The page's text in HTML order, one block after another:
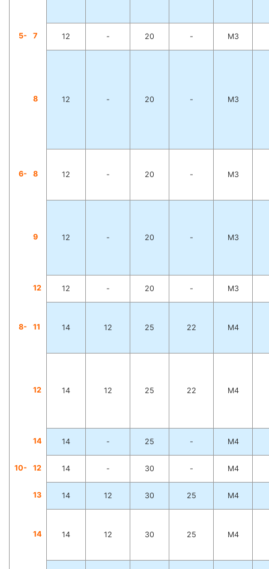
5- 7 12 - 20 - M3
8 12 - 20 - M3
6- 8 12 - 20 - M3
9 12 - 20 - M3
12 12 - 20 - M3
8- 11 14 12 25 22 M4
12 14 12 25 22 M4
14 14 - 25 - M4
10- 12 14 - 30 - M4
13 14 12 30 25 M4
14 14 12 30 25 M4